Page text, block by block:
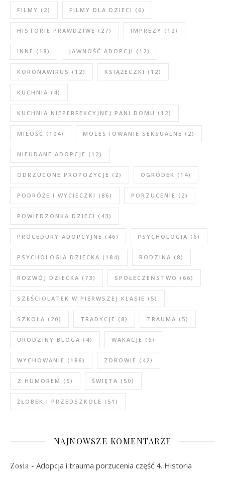
FILMY (2) FILMY DLA DZIECI (6)
HISTORIE PRAWDZIWE (27) IMPREZY (12)
INNE (18) JAWNOŚĆ ADOPCJI (12)
KORONAWIRUS (12) KSIĄŻECZKI (12)
KUCHNIA (4)
KUCHNIA NIEPERFEKCYJNEJ PANI DOMU (12)
MIŁOŚĆ (104) MOLESTOWANIE SEKSUALNE (2)
NIEUDANE ADOPCJE (12)
ODRZUCONE PROPOZYCJE (2) OGRÓDEK (14)
PODRÓŻE I WYCIECZKI (86) PORZUCENIE (2)
POWIEDZONKA DZIECI (43)
PROCEDURY ADOPCYJNE (46) PSYCHOLOGIA (6)
PSYCHOLOGIA DZIECKA (184) RODZINA (8)
ROZWÓJ DZIECKA (73) SPOŁECZEŃSTWO (66)
SZEŚCIOLATEK W PIERWSZEJ KLASIE (5)
SZKOŁA (20) TRADYCJE (8) TRAUMA (5)
URODZINY BLOGA (4) WAKACJE (6)
WYCHOWANIE (186) ZDROWIE (42)
Z HUMOREM (5) ŚWIĘTA (50)
ŻŁOBEK I PRZEDSZKOLE (51)
NAJNOWSZE KOMENTARZE
Zosia - Adopcja i trauma porzucenia część 4. Historia